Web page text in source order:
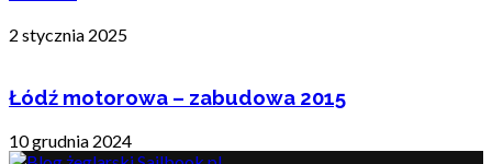
2 stycznia 2025
Łódź motorowa – zabudowa 2015
10 grudnia 2024